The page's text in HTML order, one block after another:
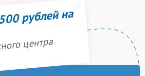
рублей на
центра